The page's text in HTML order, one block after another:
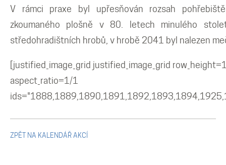
Projekty
Projekty
Klíčová témata výzkumu
Letní škola archeologie
V rámci praxe byl upřesňován rozsah
zkoumaného plošně v 80. letech minulého
středohradištních hrobů, v hrobě 2041 byl nalezen
[justified_image_grid justified_image_grid
aspect_ratio=1/1
ZPĚT NA KALENDÁŘ AKCÍ